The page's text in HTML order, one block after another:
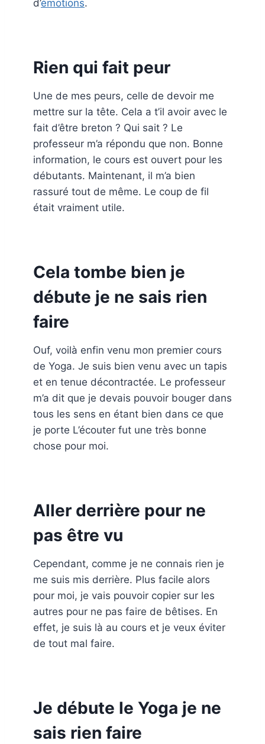
d’émotions.
Rien qui fait peur
Une de mes peurs, celle de devoir me
mettre sur la tête. Cela a t’il avoir avec le
fait d’être breton ? Qui sait ? Le
professeur m’a répondu que non. Bonne
information, le cours est ouvert pour les
débutants. Maintenant, il m’a bien
rassuré tout de même. Le coup de fil
était vraiment utile.
Cela tombe bien je
débute je ne sais rien
faire
Ouf, voilà enfin venu mon premier cours
de Yoga. Je suis bien venu avec un tapis
et en tenue décontractée. Le professeur
m’a dit que je devais pouvoir bouger dans
tous les sens en étant bien dans ce que
je porte L’écouter fut une très bonne
chose pour moi.
Aller derrière pour ne
pas être vu
Cependant, comme je ne connais rien je
me suis mis derrière. Plus facile alors
pour moi, je vais pouvoir copier sur les
autres pour ne pas faire de bêtises. En
effet, je suis là au cours et je veux éviter
de tout mal faire.
Je débute le Yoga je ne
sais rien faire